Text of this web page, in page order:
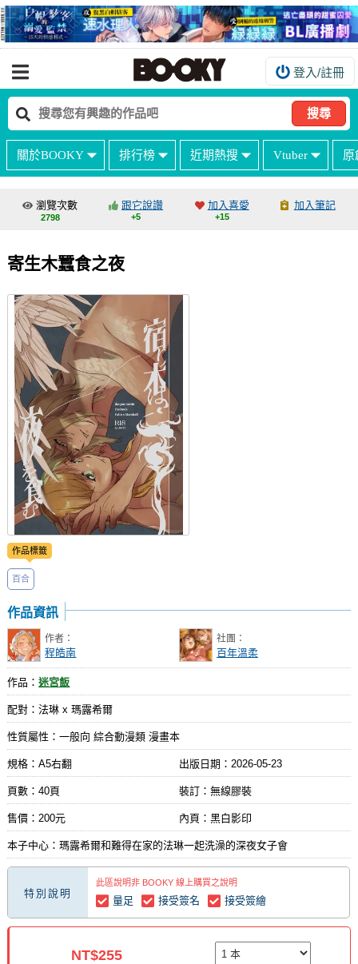
登入/註冊
搜尋
關於BOOKY 排行榜 近期熱搜 Vtuber 原
我的訂單
如何購買
海外購買說明
如何委託販售
客服中心
台灣同人誌中心
社團管理中心
登入BOOKY委託管理
瀏覽次數
2798
跟它說讚
+5
加入喜愛
+15
加入筆記
寄生木蠶食之夜
作品標籤
百合
作品資訊
作者：
程皓南
社團：
百年溫柔
作品：迷宮飯
配對：法琳 x 瑪露希爾
性質屬性：一般向 綜合動漫類 漫畫本
規格：A5右翻 出版日期： 2026-05-23
頁數：40頁 裝訂：無線膠裝
售價：200元 內頁：黑白影印
本子中心：瑪露希爾和難得在家的法琳一起洗澡的深夜女子會
特別說明
此區說明非 BOOKY 線上購買之說明
量足 接受簽名 接受簽繪
NT$255